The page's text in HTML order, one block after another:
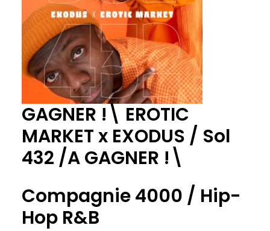
GAGNER !\ EROTIC
MARKET x EXODUS / Sol
432 /A GAGNER !\
Compagnie 4000 / Hip-
Hop R&B